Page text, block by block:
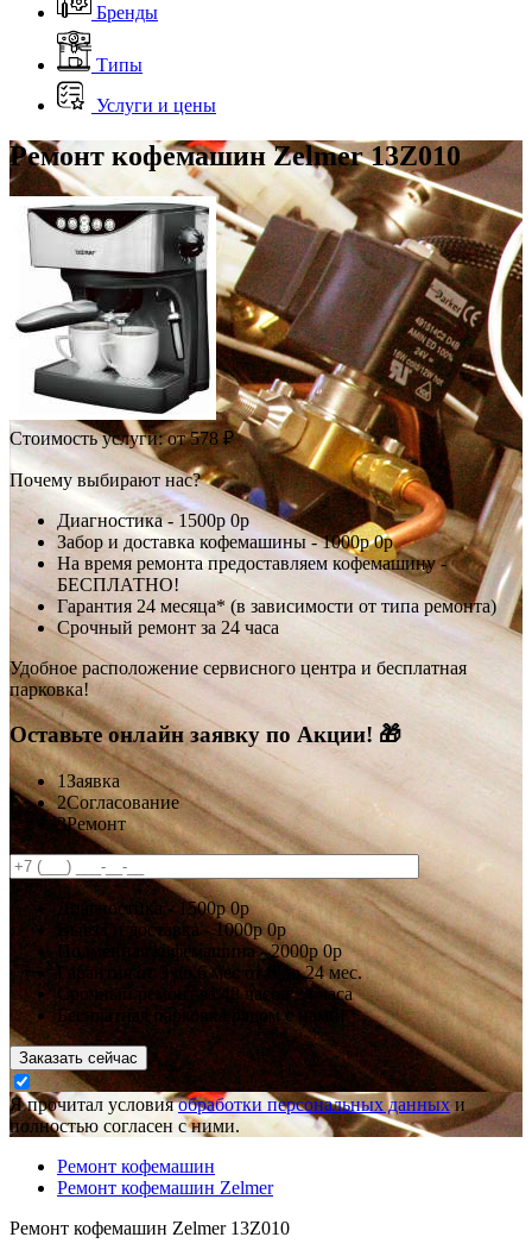
Бренды
Типы
Услуги и цены
Ремонт кофемашин Zelmer 13Z010
Стоимость услуги:от 578 ₽
Почему выбирают нас?
Диагностика - 1500р0р
Забор и доставка кофемашины -1000р0р
На время ремонта предоставляем кофемашину -
БЕСПЛАТНО!
Гарантия 24 месяца* (в зависимости от типа ремонта)
Срочный ремонт за 24 часа
Удобное расположение сервисного центра и бесплатная
парковка!
Оставьте онлайн заявку по Акции! 🎁
1Заявка
2Согласование
3Ремонт
Диагностика - 1500р0р
Выезд и доставка -1000р0р
Подменная кофемашина -2000р0р
Гарантия от 3 до 6 месот 6 до 24 мес.
Срочный ремонт за48 часов 24 часа
Бесплатная парковка рядом с нами!
Заказать сейчас
Я прочитал условияобработки персональных данныхи
полностью согласен с ними.
Ремонт кофемашин
Ремонт кофемашин Zelmer
Ремонт кофемашин Zelmer 13Z010